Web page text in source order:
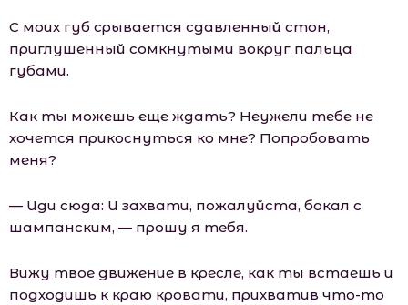
С моих губ срывается сдавленный стон,
приглушенный сомкнутыми вокруг пальца
губами.
Как ты можешь еще ждать? Неужели тебе не
хочется прикоснуться ко мне? Попробовать
меня?
— Иди сюда: И захвати, пожалуйста, бокал с
шампанским, — прошу я тебя.
Вижу твое движение в кресле, как ты встаешь и
подходишь к краю кровати, прихватив что-то